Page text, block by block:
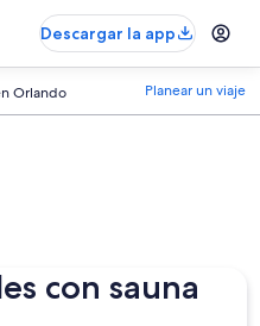
Descargar la app
Orlando Planear un viaje
con sauna